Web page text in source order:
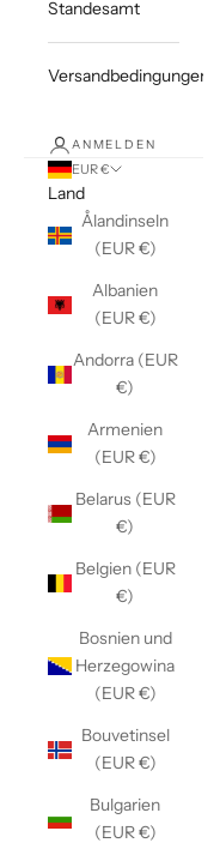
Standesamt
Versandbedingungen
ANMELDEN
EUR €
Land
Ålandinseln
(EUR €)
Albanien
(EUR €)
Andorra (EUR
€)
Armenien
(EUR €)
Belarus (EUR
€)
Belgien (EUR
€)
Bosnien und
Herzegowina
(EUR €)
Bouvetinsel
(EUR €)
Bulgarien
(EUR €)